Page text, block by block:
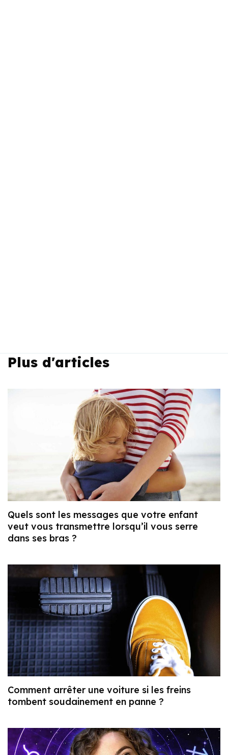
Plus d'articles
Quels sont les messages que votre enfant
veut vous transmettre lorsqu’il vous serre
dans ses bras ?
Comment arrêter une voiture si les freins
tombent soudainement en panne ?